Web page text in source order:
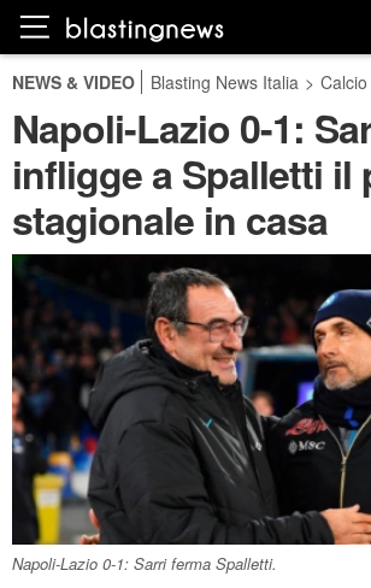
NEWS & VIDEO Blasting News Italia > Calcio
Napoli-Lazio 0-1:
infligge a Spalletti il
stagionale in casa
Napoli-Lazio 0-1: Sarri ferma Spalletti.